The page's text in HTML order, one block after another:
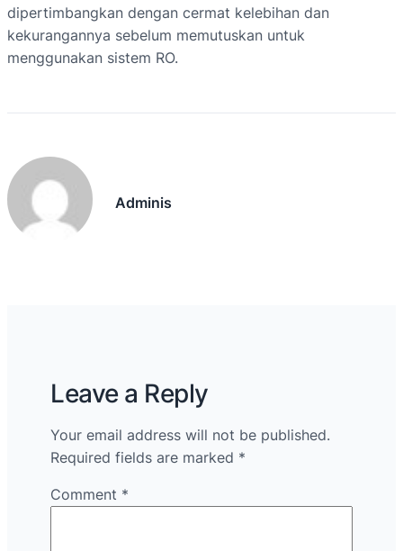
dipertimbangkan dengan cermat kelebihan dan
kekurangannya sebelum memutuskan untuk
menggunakan sistem RO.
Adminis
Leave a Reply
Your email address will not be published.
Required fields are marked *
Comment *